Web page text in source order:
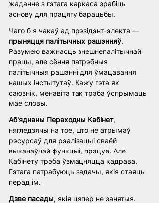
жаданне з гэтага каркаса зрабіць
аснову для працягу барацьбы.
Чаго б я чакаў ад прэзідэнт-электа —
прыняцця палітычных рашэнняў.
Разумею важнасць знешнепалітычнай
працы, але сёння патрэбныя
палітычныя рашэнні для ўмацавання
нашых інстытутаў. Кажу гэта як
саюзнік, менавіта так трэба ўспрымаць
мае словы.
Аб'яднаны Пераходны Кабінет,
нягледзячы на тое, што не атрымаў
рэсурсаў для рэалізацыі сваёй
выканаўчай функцыі, працуе. Але
Кабінету трэба ўзмацняцца кадрава.
Гэтага патрабуюць задачы, якія стаяць
перад ім.
Дзве пасады, якія цяпер не занятыя.